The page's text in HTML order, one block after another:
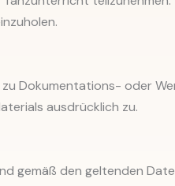
Dokumentations- oder
ausdrücklich zu.
gemäß den geltenden